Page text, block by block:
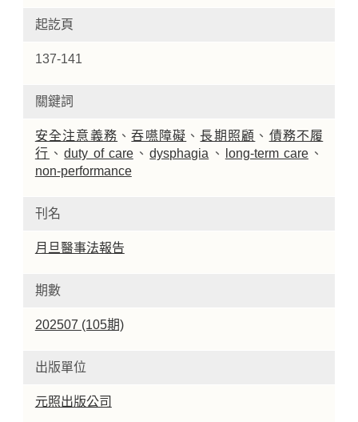
起訖頁
137-141
關鍵詞
安全注意義務 、吞嚥障礙 、長期照顧 、 債務不履
行 、duty of care、dysphagia 、 long-term care 、
non-performance
刊名
月旦醫事法報告
期數
202507 (105期)
出版單位
元照出版公司